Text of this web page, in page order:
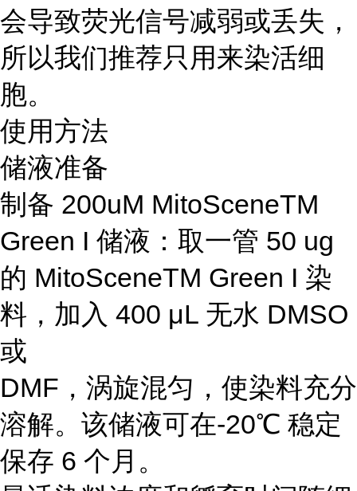
会导致荧光信号减弱或丢失，
所以我们推荐只用来染活细
胞。
使用方法
储液准备
制备 200uM MitoSceneTM
Green I 储液：取一管 50 ug
的 MitoSceneTM Green I 染
料，加入 400 μL 无水 DMSO
或
DMF，涡旋混匀，使染料充分
溶解。该储液可在-20℃ 稳定
保存 6 个月。